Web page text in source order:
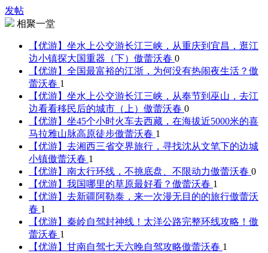
发帖
相聚一堂
【优游】坐水上公交游长江三峡，从重庆到宜昌，逛江
边小镇探大国重器（下） 傲蕾沃春 0
【优游】全国最富裕的江浙，为何没有热闹夜生活？ 傲
蕾沃春 1
【优游】坐水上公交游长江三峡，从奉节到巫山，去江
边看看移民后的城市（上） 傲蕾沃春 0
【优游】坐45个小时火车去西藏，在海拔近5000米的喜
马拉雅山脉高原徒步傲蕾沃春 1
【优游】去湘西三省交界旅行，寻找沈从文笔下的边城
小镇傲蕾沃春 1
【优游】南太行环线，不挑底盘、不限动力傲蕾沃春 0
【优游】我国哪里的草原最好看？ 傲蕾沃春 1
【优游】去新疆阿勒泰，来一次漫无目的的旅行傲蕾沃
春 1
【优游】秦岭自驾封神线！太洋公路完整环线攻略！ 傲
蕾沃春 1
【优游】甘南自驾七天六晚自驾攻略傲蕾沃春 1